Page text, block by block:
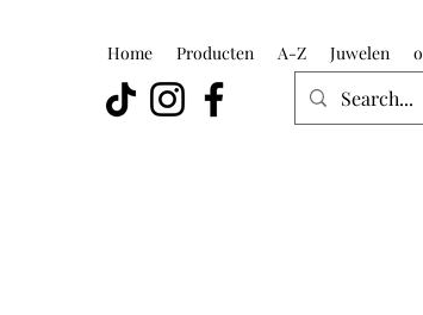
Home Producten A-Z Juwelen